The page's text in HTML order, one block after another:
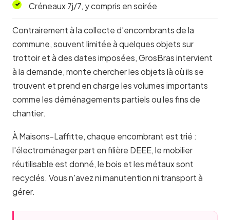
Créneaux 7j/7, y compris en soirée
Contrairement à la collecte d'encombrants de la
commune, souvent limitée à quelques objets sur
trottoir et à des dates imposées, GrosBras intervient
à la demande, monte chercher les objets là où ils se
trouvent et prend en charge les volumes importants
comme les déménagements partiels ou les fins de
chantier.
À Maisons-Laffitte, chaque encombrant est trié :
l'électroménager part en filière DEEE, le mobilier
réutilisable est donné, le bois et les métaux sont
recyclés. Vous n'avez ni manutention ni transport à
gérer.